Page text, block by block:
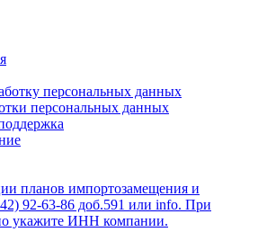
персональных данных
персональных данных
планов импортозамещения и
92-63-86 доб.591 или info. При
укажите ИНН компании.